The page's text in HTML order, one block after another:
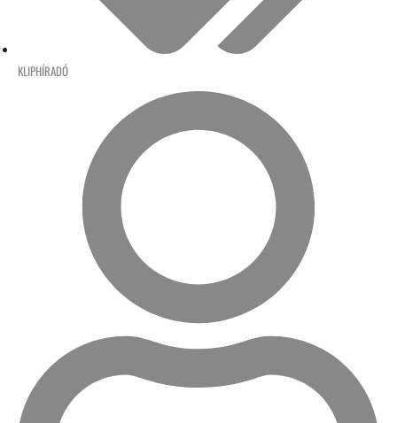
KLIPHÍRADÓ